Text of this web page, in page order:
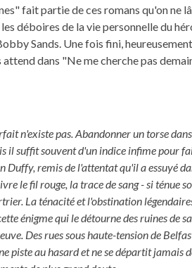
fait partie de ces romans qu'on ne
déboires de la vie personnelle du
Sands. Une fois fini,
attend dans "Ne me cherche pas
n'existe pas. Abandonner un torse
il suffit souvent d'un indice infime pour
Duffy, remis de l'attentat qu'il a essuyé
le fil rouge, la trace de sang - si ténue
La ténacité et l'obstination
énigme qui le détourne des ruines de
Des rues sous haute-tension de
piste au hasard et ne se départit jamais